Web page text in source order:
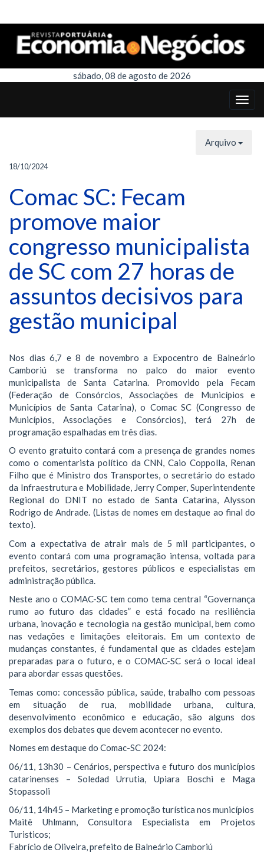
sábado, 08 de agosto de 2026
Arquivo
18/10/2024
Comac SC: Fecam
promove maior
congresso municipalista
de SC com 27 horas de
assuntos decisivos para
gestão municipal
Nos dias 6,7 e 8 de novembro a Expocentro de Balneário
Camboriú se transforma no palco do maior evento
municipalista de Santa Catarina. Promovido pela Fecam
(Federação de Consórcios, Associações de Municípios e
Municípios de Santa Catarina), o Comac SC (Congresso de
Municípios, Associações e Consórcios), terá 27h de
programação espalhadas em três dias.
O evento gratuito contará com a presença de grandes nomes
como o comentarista político da CNN, Caio Coppolla, Renan
Filho que é Ministro dos Transportes, o secretário do estado
da Infraestrutura e Mobilidade, Jerry Comper, Superintendente
Regional do DNIT no estado de Santa Catarina, Alysson
Rodrigo de Andrade. (Listas de nomes em destaque ao final do
texto).
Com a expectativa de atrair mais de 5 mil participantes, o
evento contará com uma programação intensa, voltada para
prefeitos, secretários, gestores públicos e especialistas em
administração pública.
Neste ano o COMAC-SC tem como tema central “Governança
rumo ao futuro das cidades” e está focado na resiliência
urbana, inovação e tecnologia na gestão municipal, bem como
nas vedações e limitações eleitorais. Em um contexto de
mudanças constantes, é fundamental que as cidades estejam
preparadas para o futuro, e o COMAC-SC será o local ideal
para abordar essas questões.
Temas como: concessão pública, saúde, trabalho com pessoas
em situação de rua, mobilidade urbana, cultura,
desenvolvimento econômico e educação, são alguns dos
exemplos dos debates que devem acontecer no evento.
Nomes em destaque do Comac-SC 2024:
06/11, 13h30 – Cenários, perspectiva e futuro dos municípios
catarinenses – Soledad Urrutia, Upiara Boschi e Maga
Stopassoli
06/11, 14h45 – Marketing e promoção turística nos municípios
Maitê Uhlmann, Consultora Especialista em Projetos
Turisticos;
Fabrício de Oliveira, prefeito de Balneário Camboriú